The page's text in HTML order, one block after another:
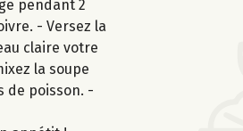
pendant 2
- Versez la
claire votre
la soupe
de poisson. -